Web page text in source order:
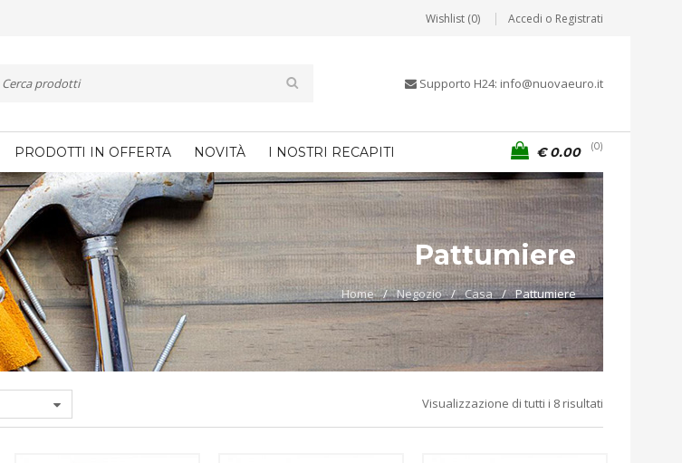
Wishlist (0) Accedi o Registrati
Supporto H24: info@nuovaeuro.it
PRODOTTI IN OFFERTA NOVITÀ I NOSTRI RECAPITI 0
€0.00
Pattumiere
Home / Negozio / Casa / Pattumiere
Visualizzazione di tutti i 8 risultati